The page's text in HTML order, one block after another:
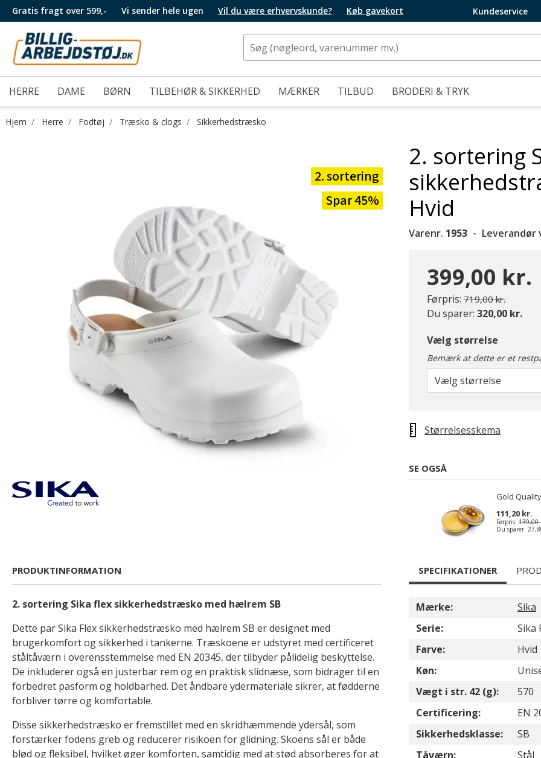
Gratis fragt over 599,- Vi sender hele ugen Vil du være erhvervskunde? Køb gavekort Kundeservice
HERRE DAME BØRN TILBEHØR & SIKKERHED MÆRKER TILBUD BRODERI & TRYK
Hjem Herre Fodtøj Træsko & clogs Sikkerhedstræsko
2. sortering
Spar 45%
2. sortering
Hvid
Varenr. 1953 Leverandør
399,00 kr.
Førpris: Pris nedsat fra
719,00 kr.til
Du sparer: 320,00 kr.
Vælg størrelse
Bemærk at dette er et
Vælg størrelse
Størrelsesskema
SE OGSÅ
Gold
111,20 kr.
Førpris: 139,00
Du sparer:
PRODUKTINFORMATION
2. sortering Sika flex sikkerhedstræsko med hælrem SB
Dette par Sika Flex sikkerhedstræsko med hælrem SB er designet med
brugerkomfort og sikkerhed i tankerne. Træskoene er udstyret med certificeret
ståltåværn i overensstemmelse med EN 20345, der tilbyder pålidelig beskyttelse.
De inkluderer også en justerbar rem og en praktisk slidnæse, som bidrager til en
forbedret pasform og holdbarhed. Det åndbare ydermateriale sikrer, at fødderne
forbliver tørre og komfortable.
Disse sikkerhedstræsko er fremstillet med en skridhæmmende ydersål, som
forstærker fodens greb og reducerer risikoen for glidning. Skoens sål er både
blød og fleksibel, hvilket øger komforten, samtidig med at stød absorberes for at
SPECIFIKATIONER
Mærke:
Sika
Serie:
Sika
Farve:
Hvid
Køn:
Vægt i str. 42 (g):
570
Certificering:
EN
Sikkerhedsklasse:
SB
Tåværn:
Stål